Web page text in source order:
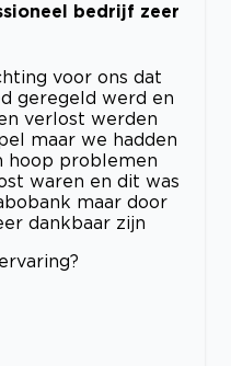
bedrijf zeer
voor ons dat
geregeld werd en
verlost werden
maar we hadden
hoop problemen
waren en dit was
maar door
dankbaar zijn